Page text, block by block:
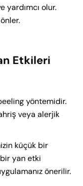
yardımcı olur.
Etkileri
yöntemidir.
veya alerjik
küçük bir
yan etki
önerilir.